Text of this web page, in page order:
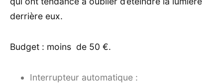
derrière eux.
Budget : moins de 50 €.
Interrupteur automatique :